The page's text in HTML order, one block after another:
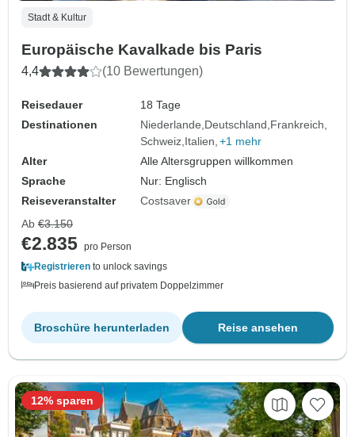
Stadt & Kultur
Europäische Kavalkade bis Paris
4,4 (10 Bewertungen)
Reisedauer
18 Tage
Destinationen
Niederlande Deutschland Frankreich
Schweiz Italien +1 mehr
Alter
Alle Altersgruppen willkommen
Sprache
Nur: Englisch
Reiseveranstalter
Costsaver
Ab €3.150
€2.835 pro Person
Registrieren to unlock savings
Preis basierend auf privatem Doppelzimmer
Reise ansehen
Broschüre herunterladen
12% sparen